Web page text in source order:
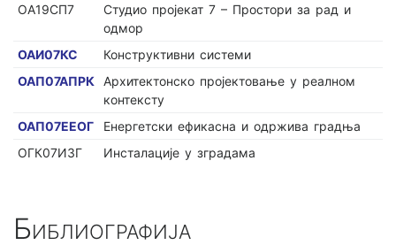
ОА19СП7
Студио пројекат 7 – Простори за рад и
одмор
ОАИ07КС
Конструктивни системи
ОАП07АПРК
Архитектонско пројектовање у реалном
контексту
ОАП07ЕЕОГ
Енергетски ефикасна и одржива градња
ОГК07ИЗГ
Инсталације у зградама
Библиографија